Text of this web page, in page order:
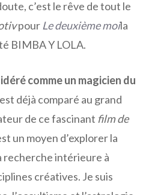
c’est le rêve de tout le
pour Le deuxième moila
BIMBA Y LOLA.
comme un magicien du
déjà comparé au grand
de ce fascinant film de
un moyen d’explorer la
intérieure à
créatives. Je suis